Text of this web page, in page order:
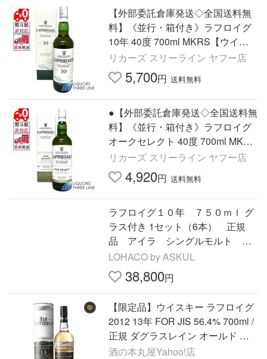
【外部委託倉庫発送◇全国送料無
料】《並行・箱付き》ラフロイグ
10年 40度 700ml MKRS【ウイス
キー】※入荷状況により箱型から筒
型へ変わる場合がございます
リカーズ スリーライン ヤフー店
5,700円 送料無料
●【外部委託倉庫発送◇全国送料無
料】《並行・箱付き》ラフロイグ
オークセレクト 40度 700ml MK
【ウイスキー】
リカーズ スリーライン ヤフー店
4,920円 送料無料
ラフロイグ１０年 ７５０ｍｌ グ
ラス付き 1セット（6本） 正規
品 アイラ シングルモルト ス
コッチウイスキー
LOHACO by ASKUL
38,800円
【限定品】ウイスキー ラフロイグ
2012 13年 FOR JIS 56.4% 700ml /
正規 ダグラスレイン オールド パ
ティキュラー【箱入】
酒の本丸屋Yahoo!店